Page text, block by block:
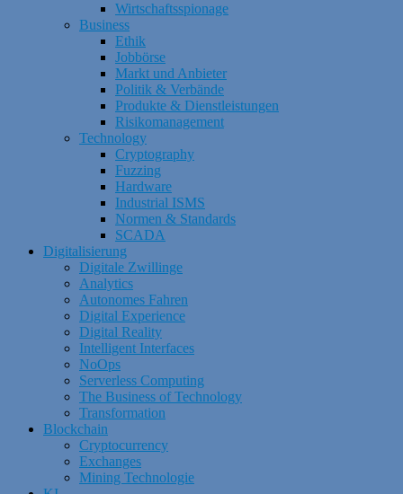
Wirtschaftsspionage
Business
Ethik
Jobbörse
Markt und Anbieter
Politik & Verbände
Produkte & Dienstleistungen
Risikomanagement
Technology
Cryptography
Fuzzing
Hardware
Industrial ISMS
Normen & Standards
SCADA
Digitalisierung
Digitale Zwillinge
Analytics
Autonomes Fahren
Digital Experience
Digital Reality
Intelligent Interfaces
NoOps
Serverless Computing
The Business of Technology
Transformation
Blockchain
Cryptocurrency
Exchanges
Mining Technologie